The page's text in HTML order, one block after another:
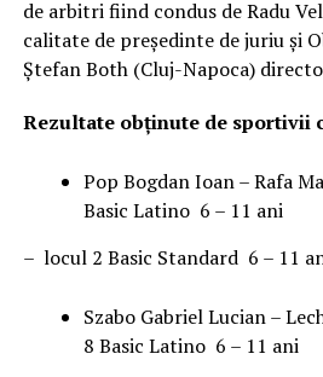
de arbitri fiind condus de Radu
calitate de președinte de juriu și
Ștefan Both (Cluj-Napoca)
Rezultate obținute de sportivii
Pop Bogdan Ioan – Rafa
Basic Latino 6 – 11 ani
– locul 2 Basic Standard 6 – 11
Szabo Gabriel Lucian –
8 Basic Latino 6 – 11 ani